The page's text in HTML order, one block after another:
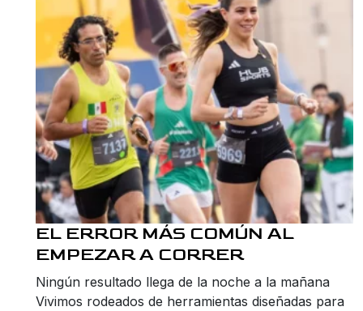
EL ERROR MÁS COMÚN AL
EMPEZAR A CORRER
Ningún resultado llega de la noche a la mañana
Vivimos rodeados de herramientas diseñadas para